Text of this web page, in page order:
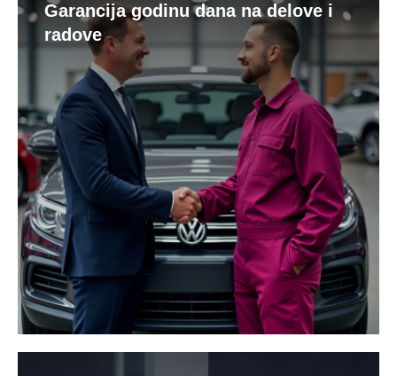
Garancija godinu dana na delove i
radove